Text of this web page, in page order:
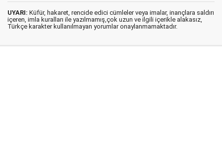
UYARI: Küfür, hakaret, rencide edici cümleler veya imalar, inançlara saldırı
içeren, imla kuralları ile yazılmamış,çok uzun ve ilgili içerikle alakasız,
Türkçe karakter kullanılmayan yorumlar onaylanmamaktadır.